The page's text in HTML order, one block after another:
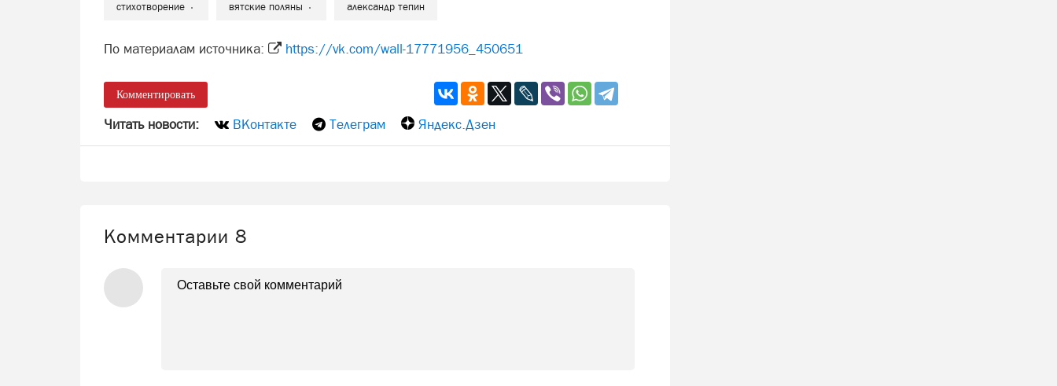
стихотворение вятские поляны александр тепин
По материалам источника: https://vk.com/wall-17771956_450651
Комментировать
Читать новости: ВКонтакте Телеграм Яндекс.Дзен
Комментарии 8